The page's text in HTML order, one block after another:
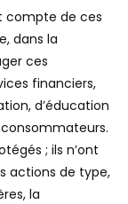
compte de ces
dans la
ces
financiers,
d’éducation
; ils n’ont
actions de type,
la